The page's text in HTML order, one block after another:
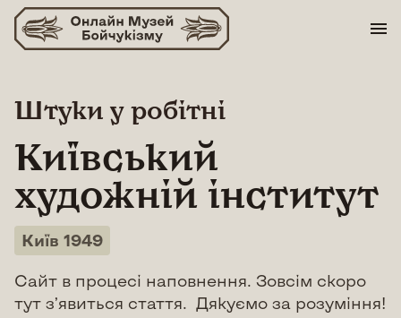
Skip
content
Штуки у робітні
Київський
художній інститут
Київ 1949
Сайт в процесі наповнення. Зовсім скоро
тут з’явиться стаття. Дякуємо за розуміння!